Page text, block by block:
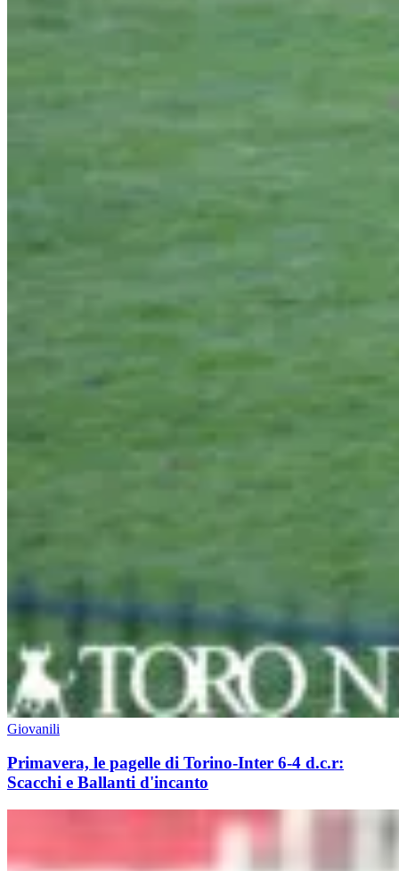
Giovanili
Primavera, le pagelle di Torino-Inter 6-4 d.c.r:
Scacchi e Ballanti d'incanto